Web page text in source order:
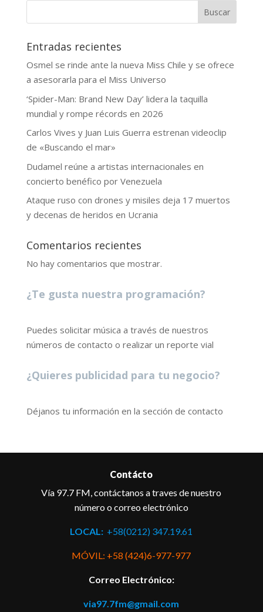
Buscar
Entradas recientes
Osmel se rinde ante la nueva Miss Chile y se ofrece
a asesorarla para el Miss Universo
‘Spider-Man: Brand New Day’ lidera la taquilla
mundial y rompe récords en 2026
Carlos Vives y Juan Luis Guerra estrenan videoclip
de «Buscando el mar»
Dudamel reúne a artistas internacionales en
concierto benéfico por Venezuela
Ataque ruso con drones y misiles deja 17 muertos
y decenas de heridos en Ucrania
Comentarios recientes
No hay comentarios que mostrar.
¿Te gusta nuestra programación?
Puedes solicitar música a través de nuestros
números de contacto o realizar un reporte vial
¿Quieres publicidad para tu negocio?
Déjanos tu información en la sección de contacto
Contácto
Vía 97.7 FM, contáctanos a traves de nuestro
número o correo electrónico
LOCAL: +58(0212) 347.19.61
MÓVIL: +58 (424)6-977-977
Correo Electrónico:
via97.7fm@gmail.com